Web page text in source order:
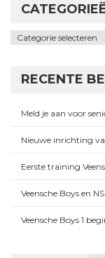
Categorieën
RECENTE
Meld je aan voor
Nieuwe inrichting
Eerste training
Veensche Boys en
Veensche Boys 1